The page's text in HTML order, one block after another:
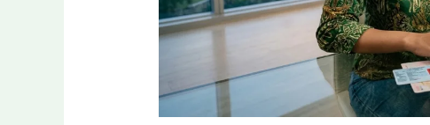
Lengkap,
Syarat,
Jika